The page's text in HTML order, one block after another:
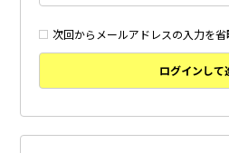
次回からメールアドレスの入力を省
ログインして